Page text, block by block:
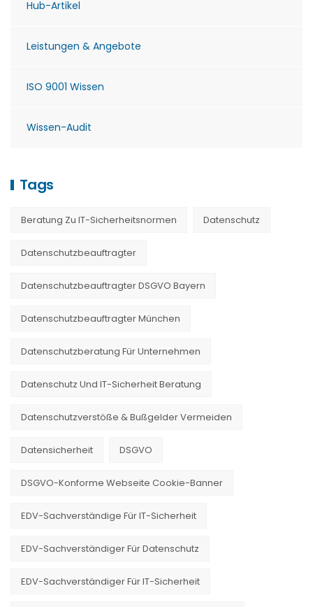
Hub-Artikel
Leistungen & Angebote
ISO 9001 Wissen
Wissen-Audit
Tags
Beratung Zu IT-Sicherheitsnormen Datenschutz
Datenschutzbeauftragter
Datenschutzbeauftragter DSGVO Bayern
Datenschutzbeauftragter München
Datenschutzberatung Für Unternehmen
Datenschutz Und IT-Sicherheit Beratung
Datenschutzverstöße & Bußgelder Vermeiden
Datensicherheit DSGVO
DSGVO-Konforme Webseite Cookie-Banner
EDV-Sachverständige Für IT-Sicherheit
EDV-Sachverständiger Für Datenschutz
EDV-Sachverständiger Für IT-Sicherheit